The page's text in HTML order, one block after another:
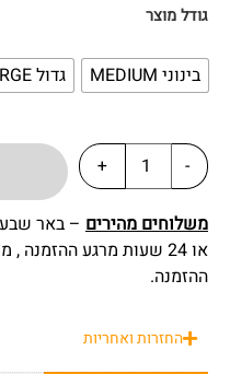
גודל מוצר
בינוני MEDIUM גדול LARGE
-
+
משלוחים מהירים – באר
ההזמנה.
החזרות ואחריות